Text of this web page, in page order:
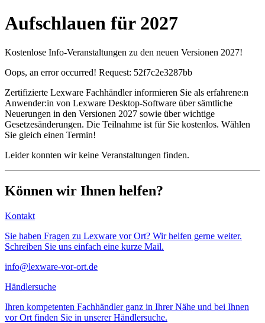
Aufschlauen für 2027
Kostenlose Info-Veranstaltungen zu den neuen Versionen 2027!
Oops, an error occurred! Request: 52f7c2e3287bb
Zertifizierte Lexware Fachhändler informieren Sie als erfahrene:n
Anwender:in von Lexware Desktop-Software über sämtliche
Neuerungen in den Versionen 2027 sowie über wichtige
Gesetzesänderungen. Die Teilnahme ist für Sie kostenlos. Wählen
Sie gleich einen Termin!
Leider konnten wir keine Veranstaltungen finden.
Können wir Ihnen helfen?
Kontakt
Sie haben Fragen zu Lexware vor Ort? Wir helfen gerne weiter.
Schreiben Sie uns einfach eine kurze Mail.
info@lexware-vor-ort.de
Händlersuche
Ihren kompetenten Fachhändler ganz in Ihrer Nähe und bei Ihnen
vor Ort finden Sie in unserer Händlersuche.